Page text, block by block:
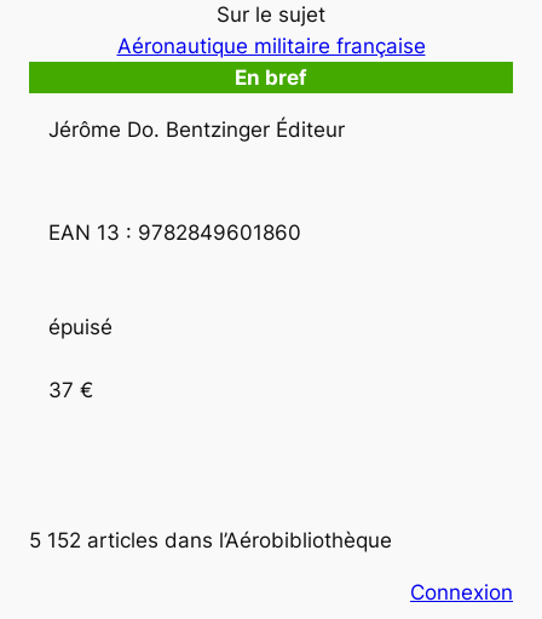
Sur le sujet
Aéronautique militaire française
En bref
Jérôme Do. Bentzinger Éditeur
EAN 13 : 9782849601860
épuisé
37 €
5 152 articles dans l’Aérobibliothèque
Connexion